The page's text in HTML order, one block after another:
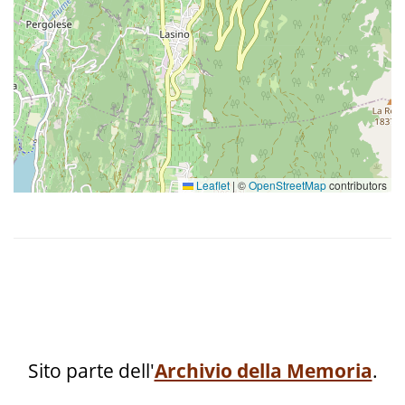
Strazetto di Vendita 1/12-900
Un edificio con cinque ruote ad
acqua
Leaflet | ©OpenStreetMapcontributors
Sito parte dell'Archivio della Memoria.